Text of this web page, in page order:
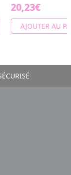
20,23€
AJOUTER AU